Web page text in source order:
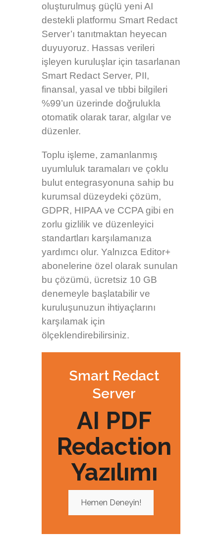
oluşturulmuş güçlü yeni AI
destekli platformu Smart Redact
Server’ı tanıtmaktan heyecan
duyuyoruz. Hassas verileri
işleyen kuruluşlar için tasarlanan
Smart Redact Server, PII,
finansal, yasal ve tıbbi bilgileri
%99’un üzerinde doğrulukla
otomatik olarak tarar, algılar ve
düzenler.
Toplu işleme, zamanlanmış
uyumluluk taramaları ve çoklu
bulut entegrasyonuna sahip bu
kurumsal düzeydeki çözüm,
GDPR, HIPAA ve CCPA gibi en
zorlu gizlilik ve düzenleyici
standartları karşılamanıza
yardımcı olur. Yalnızca Editor+
abonelerine özel olarak sunulan
bu çözümü, ücretsiz 10 GB
denemeyle başlatabilir ve
kuruluşunuzun ihtiyaçlarını
karşılamak için
ölçeklendirebilirsiniz.
Smart Redact
Server
AI PDF
Redaction
Yazılımı
Hemen Deneyin!